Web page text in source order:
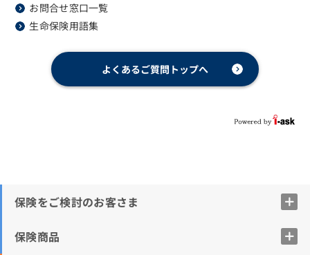
お問合せ窓口一覧
生命保険用語集
よくあるご質問トップへ
保険をご検討のお客さま
保険商品